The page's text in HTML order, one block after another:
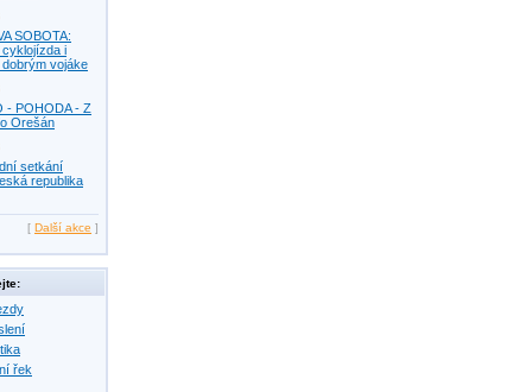
SOBOTA:
i
vojáke
- POHODA - Z
Orešán
setkání
republika
[ Další akce ]
řek